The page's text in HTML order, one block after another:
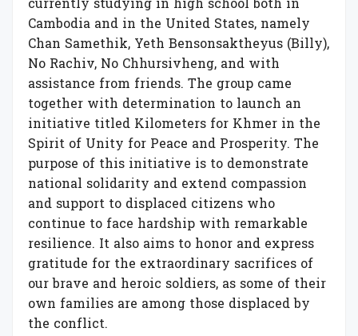
currently studying in high school both in
Cambodia and in the United States, namely
Chan Samethik, Yeth Bensonsaktheyus (Billy),
No Rachiv, No Chhursivheng, and with
assistance from friends. The group came
together with determination to launch an
initiative titled Kilometers for Khmer in the
Spirit of Unity for Peace and Prosperity. The
purpose of this initiative is to demonstrate
national solidarity and extend compassion
and support to displaced citizens who
continue to face hardship with remarkable
resilience. It also aims to honor and express
gratitude for the extraordinary sacrifices of
our brave and heroic soldiers, as some of their
own families are among those displaced by
the conflict.